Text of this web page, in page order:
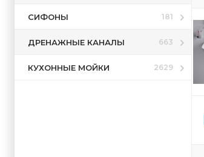
СИФОНЫ 181
ДРЕНАЖНЫЕ КАНАЛЫ 663
КУХОННЫЕ МОЙКИ 2629